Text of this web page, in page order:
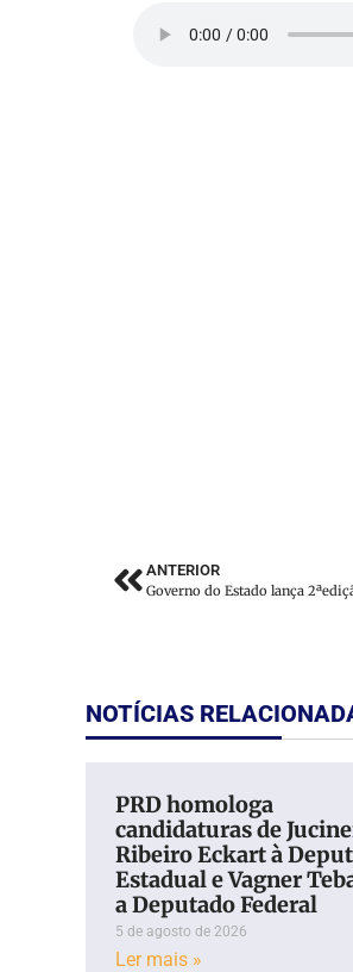
ANTERIOR
NOTÍCIAS
PRD homologa
candidaturas de
Ribeiro Eckart à
Estadual e Vagner
a Deputado Federal
5 de agosto de 2026
Ler mais »